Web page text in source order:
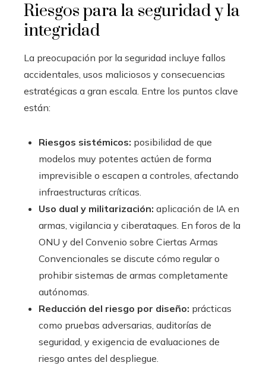
Riesgos para la seguridad y la
integridad
La preocupación por la seguridad incluye fallos
accidentales, usos maliciosos y consecuencias
estratégicas a gran escala. Entre los puntos clave
están:
Riesgos sistémicos: posibilidad de que
modelos muy potentes actúen de forma
imprevisible o escapen a controles, afectando
infraestructuras críticas.
Uso dual y militarización: aplicación de IA en
armas, vigilancia y ciberataques. En foros de la
ONU y del Convenio sobre Ciertas Armas
Convencionales se discute cómo regular o
prohibir sistemas de armas completamente
autónomas.
Reducción del riesgo por diseño: prácticas
como pruebas adversarias, auditorías de
seguridad, y exigencia de evaluaciones de
riesgo antes del despliegue.